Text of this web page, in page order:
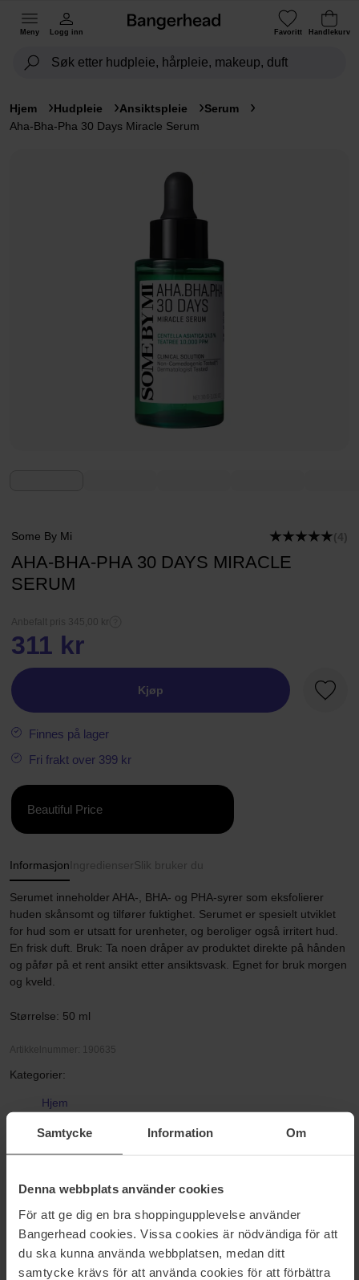
Samtycke Information Om
Denna webbplats använder cookies
För att ge dig en bra shoppingupplevelse använder
Bangerhead cookies. Vissa cookies är nödvändiga för att
du ska kunna använda webbplatsen, medan ditt
samtycke krävs för att använda cookies för att förbättra
Meny Logg inn Favoritt Handlekurv
Hjem Hudpleie Ansiktspleie
Serum
Aha-Bha-Pha 30 Days Miracle Serum
Some By Mi (4)
AHA-BHA-PHA 30 DAYS MIRACLE
SERUM
Anbefalt pris 345,00 kr
311 kr
Kjøp
Finnes på lager
Fri frakt over 399 kr
Beautiful Price
Informasjon Ingredienser Slik bruker du
Serumet inneholder AHA-, BHA- og PHA-syrer som eksfolierer
huden skånsomt og tilfører fuktighet. Serumet er spesielt utviklet
for hud som er utsatt for urenheter, og beroliger også irritert hud.
En frisk duft. Bruk: Ta noen dråper av produktet direkte på hånden
og påfør på et rent ansikt etter ansiktsvask. Egnet for bruk morgen
og kveld.
Størrelse: 50 ml
Artikkelnummer: 190635
Kategorier:
Hjem
Ansiktspleie
Serum
Anmeldelser (4)Spørsmål og svar (0)